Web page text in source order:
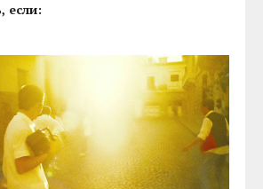
если: